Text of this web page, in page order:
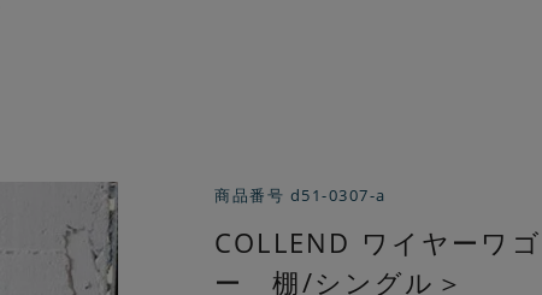
商品番号 d51-0307-a
COLLEND ワイヤーワ
ー 棚/シングル＞